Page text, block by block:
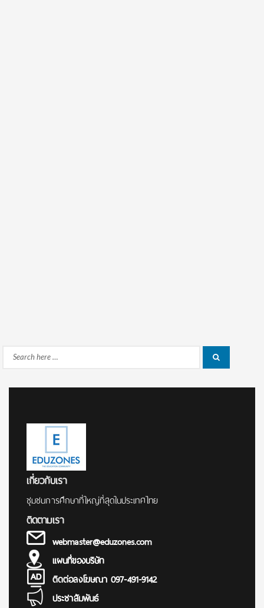
Search
เกี่ยวกับเรา
ชุมชนการศึกษาที่ใหญ่ที่สุดในประเทศไทย
ติดตามเรา
webmaster@eduzones.com
แผนที่ของบริษัท
ติดต่อลงโฆษณา 097-491-9142
ประชาสัมพันธ์